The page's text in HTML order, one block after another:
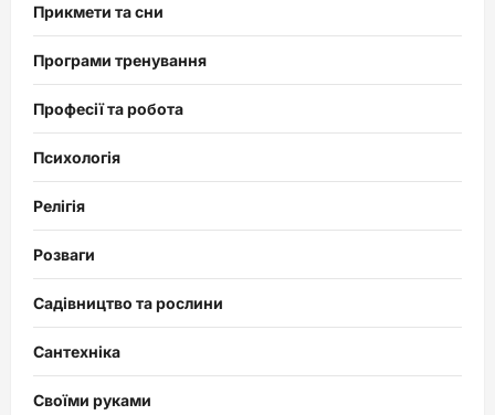
Прикмети та сни
Програми тренування
Професії та робота
Психологія
Релігія
Розваги
Садівництво та рослини
Сантехніка
Своїми руками